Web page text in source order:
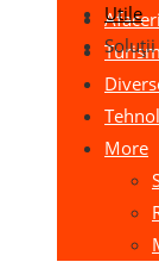
Afaceri
Turism
More
Utile